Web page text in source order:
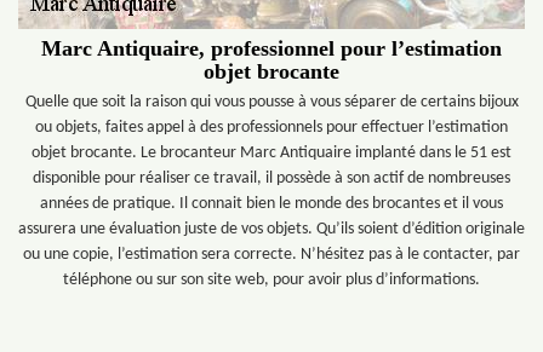
Marc Antiquaire, professionnel pour l’estimation
objet brocante
Quelle que soit la raison qui vous pousse à vous séparer de certains bijoux
ou objets, faites appel à des professionnels pour effectuer l’estimation
objet brocante. Le brocanteur Marc Antiquaire implanté dans le 51 est
disponible pour réaliser ce travail, il possède à son actif de nombreuses
années de pratique. Il connait bien le monde des brocantes et il vous
assurera une évaluation juste de vos objets. Qu’ils soient d’édition originale
ou une copie, l’estimation sera correcte. N’hésitez pas à le contacter, par
téléphone ou sur son site web, pour avoir plus d’informations.